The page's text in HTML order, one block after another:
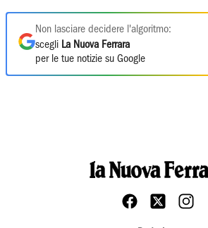
Non lasciare decidere l'algoritmo:
scegli La Nuova Ferrara
per le tue notizie su Google